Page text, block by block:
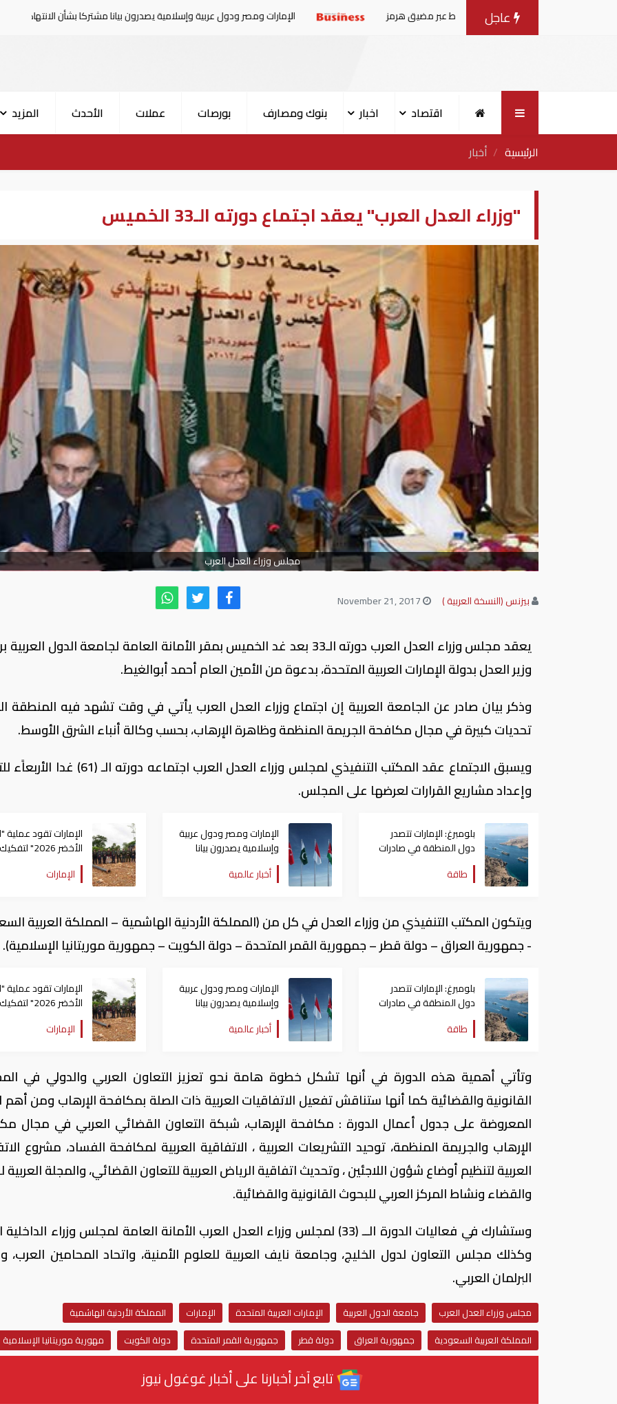
عاجل
في صادرات النفط عبر مضيق هرمز الإمارات ومصر ودول عربية وإسلامية يصدرون بيانا مشتركا بشأن الانتهاكات الإسرائيلية في غزة
اقتصاد اخبار بنوك ومصارف بورصات عملات الأحدث
المزيد
الرئيسية
أخبار
"وزراء العدل العرب" يعقد اجتماع دورته الـ33 الخميس
مجلس وزراء العدل العرب
بيزنس (النسخة العربية )
يعقد مجلس وزراء العدل العرب دورته الـ33 بعد غد الخميس بمقر الأمانة العامة لجامعة الدول
وزير العدل بدولة الإمارات العربية المتحدة، بدعوة من الأمين العام أحمد أبوالغيط.
وذكر بيان صادر عن الجامعة العربية إن اجتماع وزراء العدل العرب يأتي في وقت تشهد فيه المنطقة
تحديات كبيرة في مجال مكافحة الجريمة المنظمة وظاهرة الإرهاب، بحسب وكالة أنباء الشرق الأوسط.
ويسبق الاجتماع عقد المكتب التنفيذي لمجلس وزراء العدل العرب اجتماعه
وإعداد مشاريع القرارات لعرضها على المجلس.
بلومبرغ: الإمارات تتصدر
دول المنطقة في صادرات
النفط عبر مضيق هرمز
طاقة
الإمارات ومصر ودول عربية
وإسلامية يصدرون بيانا
مشتركا بشأن الانتهاكات
الإسرائيلية في غزة
أخبار عالمية
الإمارات تقود عملية
الأخضر 2026" لتفكيك
شبكات الجريمة
حوض الأمازون
الإمارات
ويتكون المكتب التنفيذي من وزراء العدل في كل من (المملكة الأردنية الهاشمية – المملكة العربية
- جمهورية العراق – دولة قطر – جمهورية القمر المتحدة – دولة الكويت – جمهورية موريتانيا الإسلامية).
بلومبرغ: الإمارات تتصدر
دول المنطقة في صادرات
النفط عبر مضيق هرمز
طاقة
الإمارات ومصر ودول عربية
وإسلامية يصدرون بيانا
مشتركا بشأن الانتهاكات
الإسرائيلية في غزة
أخبار عالمية
الإمارات تقود عملية
الأخضر 2026" لتفكيك
شبكات الجريمة
حوض الأمازون
الإمارات
وتأتي أهمية هذه الدورة في أنها تشكل خطوة هامة نحو تعزيز التعاون العربي والدولي في
القانونية والقضائية كما أنها ستناقش تفعيل الاتفاقيات العربية ذات الصلة بمكافحة الإرهاب ومن أهم
المعروضة على جدول أعمال الدورة : مكافحة الإرهاب، شبكة التعاون القضائي العربي في مجال
الإرهاب والجريمة المنظمة، توحيد التشريعات العربية ، الاتفاقية العربية لمكافحة الفساد، مشروع
العربية لتنظيم أوضاع شؤون اللاجئين ، وتحديث اتفاقية الرياض العربية للتعاون القضائي، والمجلة
والقضاء ونشاط المركز العربي للبحوث القانونية والقضائية.
وستشارك في فعاليات الدورة الــ (33) لمجلس وزراء العدل العرب الأمانة العامة لمجلس وزراء
وكذلك مجلس التعاون لدول الخليج، وجامعة نايف العربية للعلوم الأمنية، واتحاد المحامين العرب،
البرلمان العربي.
مجلس وزراء العدل العرب جامعة الدول العربية الإمارات العربية المتحدة الإمارات
المملكة الأردنية الهاشمية
المملكة العربية السعودية
جمهورية العراق دولة قطر جمهورية القمر المتحدة دولة الكويت مهورية موريتانيا الإسلامية
تابع آخر أخبارنا على أخبار غوغول نيوز